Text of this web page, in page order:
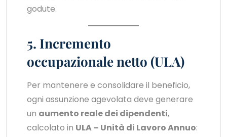
godute.
5. Incremento
occupazionale netto (ULA)
Per mantenere e consolidare il beneficio,
ogni assunzione agevolata deve generare
un aumento reale dei dipendenti,
calcolato in ULA – Unità di Lavoro Annuo: